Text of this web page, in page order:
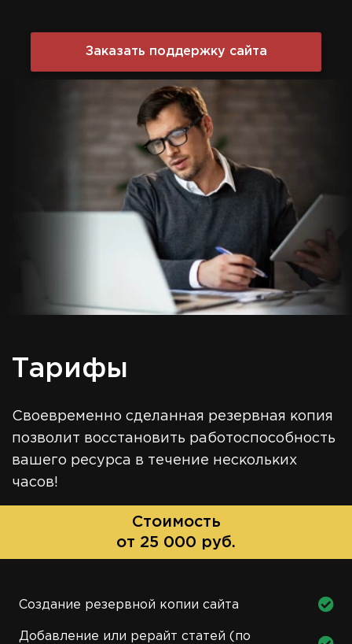
Заказать поддержку сайта
Тарифы
Своевременно сделанная резервная копия
позволит восстановить работоспособность
вашего ресурса в течение нескольких
часов!
Стоимость
от 25 000 руб.
Создание резервной копии сайта
Добавление или рерайт статей (по